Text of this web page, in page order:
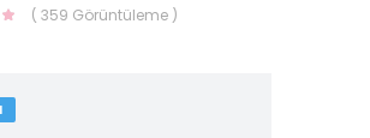
( 359 Görüntüleme )